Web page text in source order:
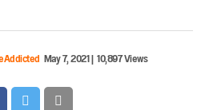
May 7, 2021|10,897 Views